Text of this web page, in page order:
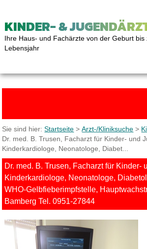
KINDER- &
Ihre Haus- und Fachärzte von der Geburt bis
Lebensjahr
Sie sind hier:Startseite >Arzt-/Kliniksuche >
Dr. med. B. Trusen, Facharzt für Kinder- und
Kinderkardiologe, Neonatologe, Diabet...
Dr. med. B. Trusen, Facharzt für Kinder-
Kinderkardiologe, Neonatologe,
WHO-Gelbfieberimpfstelle,
Bamberg Tel. 0951-27844